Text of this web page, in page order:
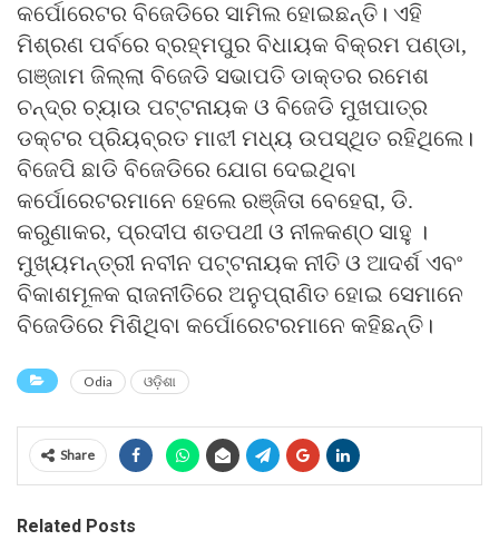
କର୍ପୋରେଟର ବିଜେଡିରେ ସାମିଲ ହୋଇଛନ୍ତି। ଏହି
ମିଶ୍ରଣ ପର୍ବରେ ବ୍ରହ୍ମପୁର ବିଧାୟକ ବିକ୍ରମ ପଣ୍ଡା,
ଗଞ୍ଜାମ ଜିଲ୍ଲା ବିଜେଡି ସଭାପତି ଡାକ୍ତର ରମେଶ
ଚନ୍ଦ୍ର ଚ୍ୟାଉ ପଟ୍ଟନାୟକ ଓ ବିଜେଡି ମୁଖପାତ୍ର
ଡକ୍ଟର ପ୍ରିୟବ୍ରତ ମାଝୀ ମଧ୍ୟ ଉପସ୍ଥିତ ରହିଥିଲେ।
ବିଜେପି ଛାଡି ବିଜେଡିରେ ଯୋଗ ଦେଇଥିବା
କର୍ପୋରେଟରମାନେ ହେଲେ ରଞ୍ଜିତା ବେହେରା, ଡି.
କରୁଣାକର, ପ୍ରଦୀପ ଶତପଥୀ ଓ ନୀଳକଣ୍ଠ ସାହୁ ।
ମୁଖ୍ୟମନ୍ତ୍ରୀ ନବୀନ ପଟ୍ଟନାୟକ ନୀତି ଓ ଆଦର୍ଶ ଏବଂ
ବିକାଶମୂଳକ ରାଜନୀତିରେ ଅନୁପ୍ରାଣିତ ହୋଇ ସେମାନେ
ବିଜେଡିରେ ମିଶିଥିବା କର୍ପୋରେଟରମାନେ କହିଛନ୍ତି।
Odia ଓଡ଼ିଶା
Share
Related Posts